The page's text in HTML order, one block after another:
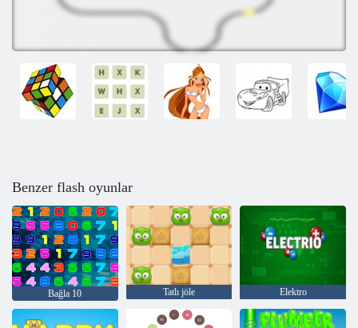
Benzer flash oyunlar
Bağla 10 Tatlı jöle Elektro